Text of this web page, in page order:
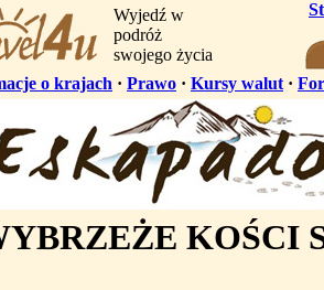
Wyjedź w
podróż
swojego życia
o krajach · Prawo · Kursy walut ·
KOŚCI